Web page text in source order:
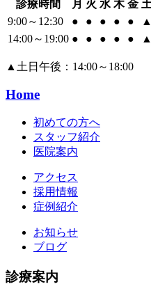
診療時間 月 火 水 木 金 土
9:00～12:30
● ● ● ● ● ▲
14:00～19:00 ● ● ● ● ● ▲
▲ 土日午後：14:00～18:00
Home
初めての方へ
スタッフ紹介
医院案内
アクセス
採用情報
症例紹介
お知らせ
ブログ
診療案内